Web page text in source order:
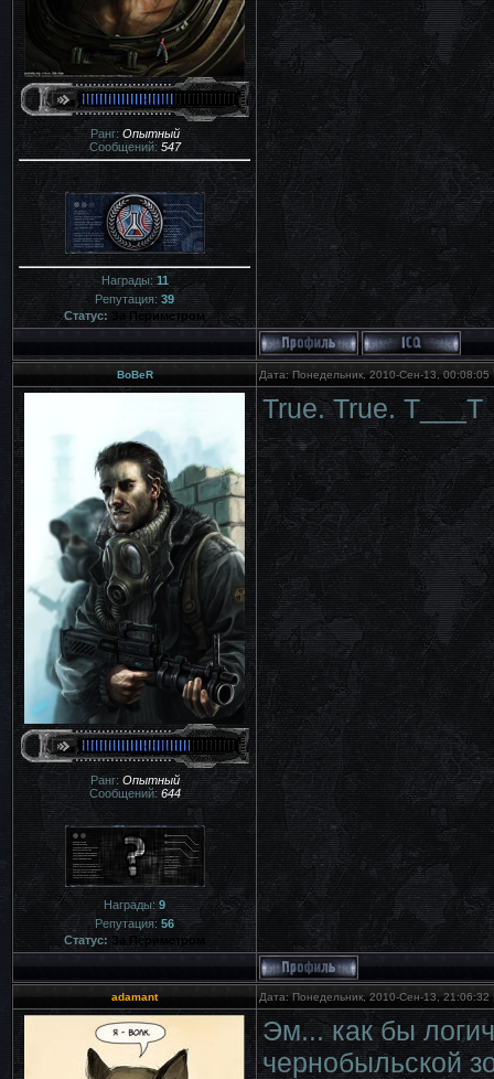
Ранг: Опытный
Сообщений:547
Награды:11
Репутация:39
Статус:
За Периметром
BoBeR Дата: Понедельник, 2010-Сен-13,
Ранг:Опытный
Сообщений:644
Награды:9
Репутация: 56
Статус: За Периметром
True. True. T___T
adamant Дата: Понедельник, 2010-Сен-13,
Эм... как бы
чернобыльской